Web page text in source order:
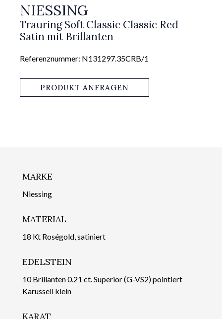
NIESSING
Trauring Soft Classic Classic Red
Satin mit Brillanten
Referenznummer: N131297.35CRB/1
PRODUKT ANFRAGEN
MARKE
Niessing
MATERIAL
18 Kt Roségold, satiniert
EDELSTEIN
10 Brillanten 0.21 ct. Superior (G-VS2) pointiert
Karussell klein
KARAT